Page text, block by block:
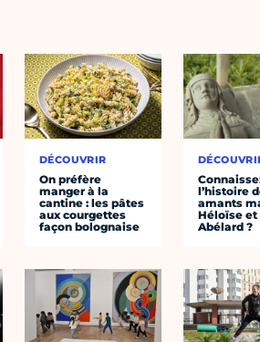
DÉCOUVRIR
On préfère
manger à la
cantine : les pâtes
aux courgettes
façon bolognaise
l’histoire
amants
Héloïse et
Abélard ?